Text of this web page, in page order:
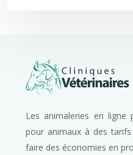
Les animaleries en ligne
pour animaux à des
faire des économies en